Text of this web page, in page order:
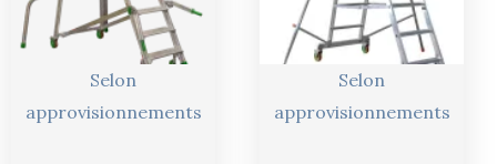
Selon
approvisionnements
Selon
approvisionnements